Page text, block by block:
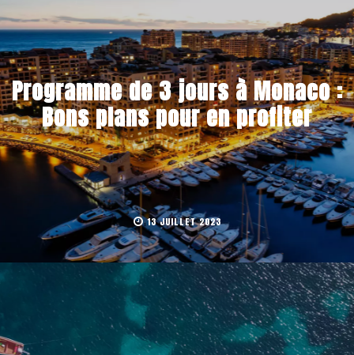
Programme de 3 jours à Monaco :
Bons plans pour en profiter
13 JUILLET 2023